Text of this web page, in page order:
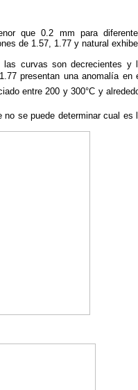
que 0.2 mm para
de 1.57, 1.77 y natural
las curvas son decrecientes y
presentan una anomalía en
entre 200 y 300°C y
no se puede determinar cual es